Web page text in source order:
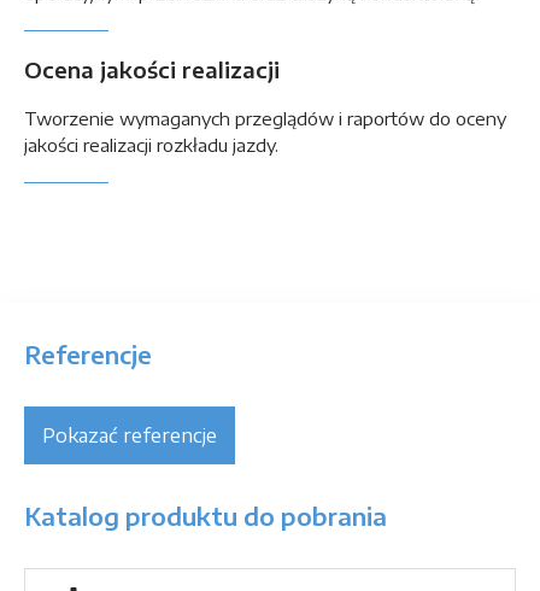
Ocena jakości realizacji
Tworzenie wymaganych przeglądów i raportów do oceny
jakości realizacji rozkładu jazdy.
Referencje
Pokazać referencje
Katalog produktu do pobrania